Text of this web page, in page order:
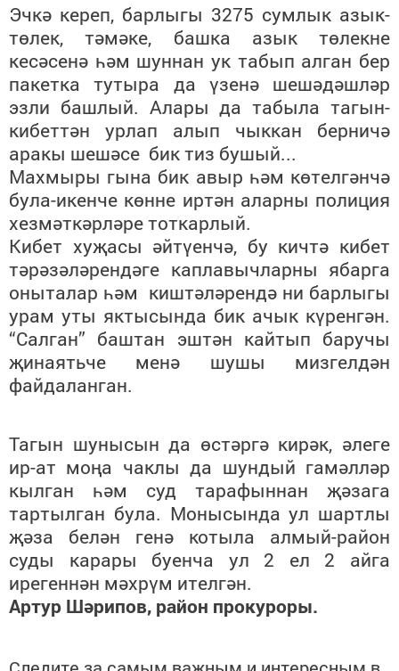
Эчкә кереп, барлыгы 3275 сумлык азык-
төлек, тәмәке, башка азык төлекне
кесәсенә һәм шуннан ук табып алган бер
пакетка тутыра да үзенә шешәдәшләр
эзли башлый. Алары да табыла тагын-
кибеттән урлап алып чыккан берничә
аракы шешәсе бик тиз бушый...
Махмыры гына бик авыр һәм көтелгәнчә
була-икенче көнне иртән аларны полиция
хезмәткәрләре тоткарлый.
Кибет хуҗасы әйтүенчә, бу кичтә кибет
тәрәзәләрендәге каплавычларны ябарга
оныталар һәм киштәләрендә ни барлыгы
урам уты яктысында бик ачык күренгән.
“Салган” баштан эштән кайтып баручы
җинаятьче менә шушы мизгелдән
файдаланган.
Тагын шунысын да өстәргә кирәк, әлеге
ир-ат моңа чаклы да шундый гамәлләр
кылган һәм суд тарафыннан җәзага
тартылган була. Монысында ул шартлы
җәза белән генә котыла алмый-район
суды карары буенча ул 2 ел 2 айга
ирегеннән мәхрүм ителгән.
Артур Шәрипов, район прокуроры.